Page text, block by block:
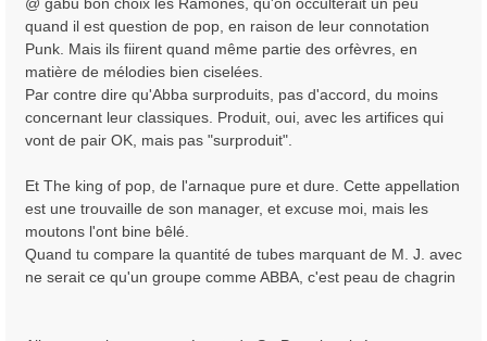
@ gabu bon choix les Ramones, qu'on occulterait un peu
quand il est question de pop, en raison de leur connotation
Punk. Mais ils fiirent quand même partie des orfèvres, en
matière de mélodies bien ciselées.
Par contre dire qu'Abba surproduits, pas d'accord, du moins
concernant leur classiques. Produit, oui, avec les artifices qui
vont de pair OK, mais pas "surproduit".
Et The king of pop, de l'arnaque pure et dure. Cette appellation
est une trouvaille de son manager, et excuse moi, mais les
moutons l'ont bine bêlé.
Quand tu compare la quantité de tubes marquant de M. J. avec
ne serait ce qu'un groupe comme ABBA, c'est peau de chagrin